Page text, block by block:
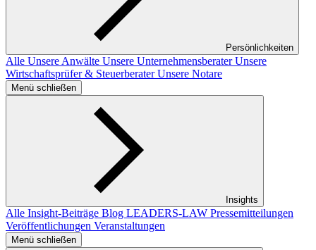
Persönlichkeiten
Alle Unsere Anwälte Unsere UnternehmensberaterUnsere
Wirtschaftsprüfer & SteuerberaterUnsere Notare
Menü schließen
Insights
Alle Insight-Beiträge Blog LEADERS-LAW Pressemitteilungen
Veröffentlichungen Veranstaltungen
Menü schließen